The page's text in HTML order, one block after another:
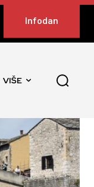
Infodan
VIŠE